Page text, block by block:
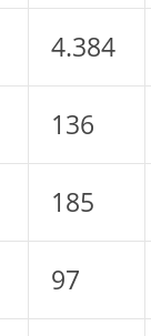
4.384
136
185
97